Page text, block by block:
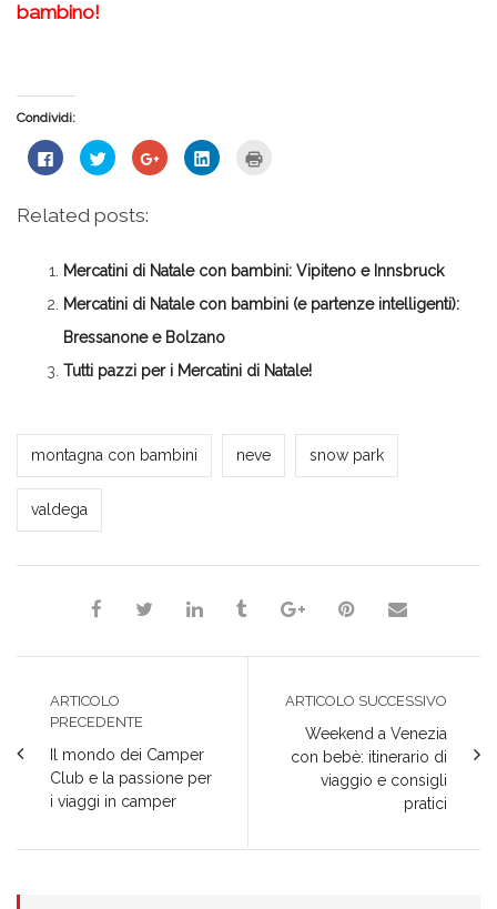
bambino!
Condividi:
Fai
clic
su
Facebook
in
una
finestra)
Fai
clic
condividere
su
apre
in
nuova
finestra)
Fai
clic
apre
in
nuova
finestra)
Fai
clic
apre
in
nuova
finestra)
una
nuova
Related posts:
Mercatini di Natale con bambini: Vipiteno e Innsbruck
Mercatini di Natale con bambini (e partenze intelligenti):
Bressanone e Bolzano
Tutti pazzi per i Mercatini di Natale!
Milena Marchioni
montagna con bambini
neve snow park
valdega
ARTICOLO
PRECEDENTE
Il mondo dei Camper
Club e la passione per
i viaggi in camper
ARTICOLO SUCCESSIVO
Weekend a Venezia
con bebè: itinerario di
viaggio e consigli
pratici